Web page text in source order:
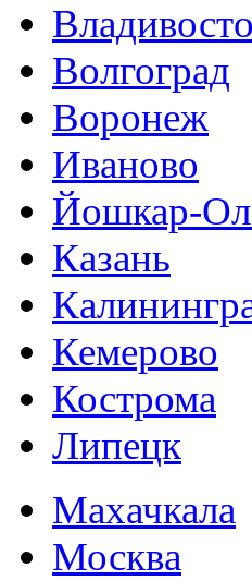
Волгоград
Воронеж
Иваново
Йошкар-
Казань
Кемерово
Кострома
Липецк
Махачкала
Москва